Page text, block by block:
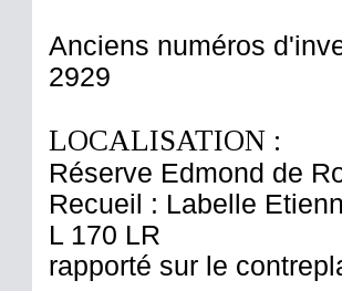
Anciens numéros
2929
LOCALISATION :
Réserve Edmond de
Recueil : Labelle
L 170 LR
rapporté sur le